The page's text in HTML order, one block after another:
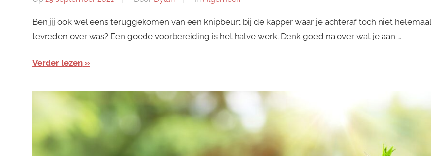
Ben jij ook wel eens teruggekomen van een knipbeurt bij de kapper waar je achteraf toch niet helemaal
tevreden over was? Een goede voorbereiding is het halve werk. Denk goed na over wat je aan …
Verder lezen